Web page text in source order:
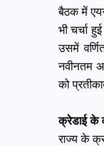
बैठक में
भी चर्चा
उसमें
नवीनतम
को
क्रेडाई के
राज्य के